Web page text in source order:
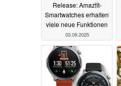
Release: Amazfit-
Smartwatches erhalten
viele neue Funktionen
03.09.2025